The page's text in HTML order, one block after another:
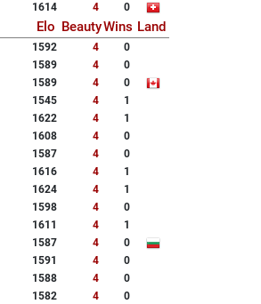
1614 4 0
Elo BeautyWins Land
1592 4
0
1589 4
0
1589 4
0
1545 4
1
1622 4
1
1608 4
0
1587 4
0
1616 4
1
1624 4
1
1598 4
0
1611 4
1
1587 4
0
1591 4
0
1588 4
0
1582 4
0